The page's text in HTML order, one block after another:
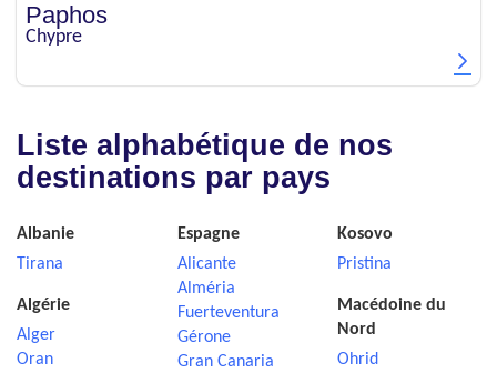
Paphos
Chypre
Liste alphabétique de nos
destinations par pays
Albanie
Tirana
Algérie
Alger
Oran
Espagne
Alicante
Alméria
Fuerteventura
Gérone
Gran Canaria
Kosovo
Pristina
Macédoine du
Nord
Ohrid